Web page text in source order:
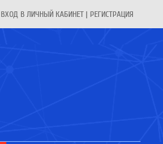
ВХОД В ЛИЧНЫЙ КАБИНЕТ | РЕГИСТРАЦИЯ